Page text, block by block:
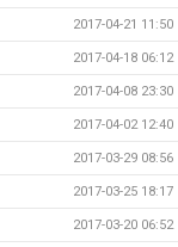
2017-04-21 11:50
2017-04-18 06:12
2017-04-08 23:30
2017-04-02 12:40
2017-03-29 08:56
2017-03-25 18:17
2017-03-20 06:52